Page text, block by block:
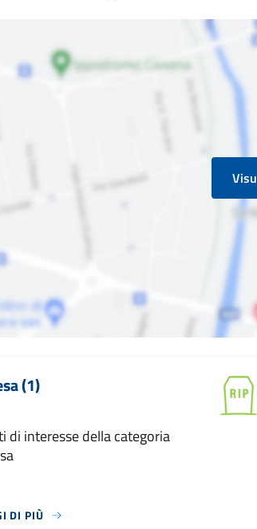
(1)
di interesse della categoria
DI PIÙ